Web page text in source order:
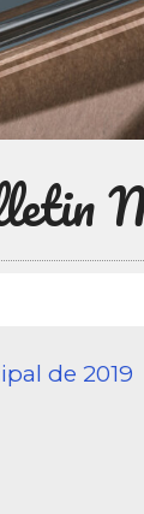
de 2019